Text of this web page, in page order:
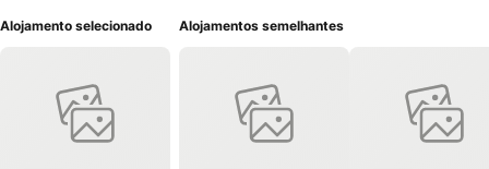
snack bar, sala de televisão, sala de leitura, jardim, solário, serviço
estacionamento. Possui instalações completas para eventos e
conferências. Na área de lazer está à disposição do hóspede
piscina externa, bar da piscina, massagem, playground, tênis de
Alojamento selecionado Alojamentos semelhantes